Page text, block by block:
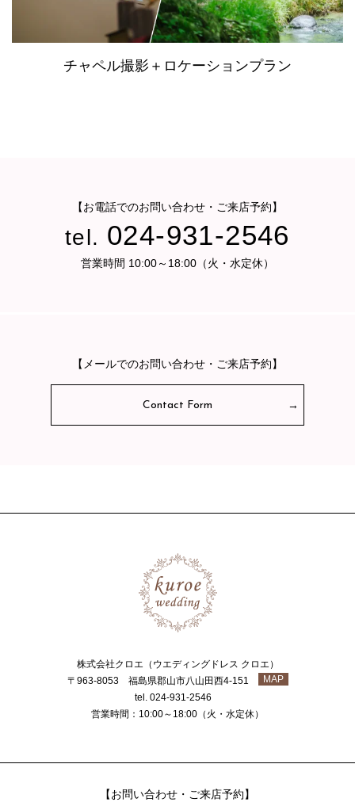
チャペル撮影＋ロケーションプラン
【お電話でのお問い合わせ・ご来店予約】
tel. 024-931-2546
営業時間 10:00～18:00（火・水定休）
【メールでのお問い合わせ・ご来店予約】
Contact Form
株式会社クロエ（ウエディングドレス クロエ）
〒963-8053 福島県郡山市八山田西4-151
MAP
tel. 024-931-2546
営業時間：10:00～18:00（火・水定休）
【お問い合わせ・ご来店予約】